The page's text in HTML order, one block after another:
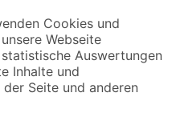
Aktionen mehr verpassen!